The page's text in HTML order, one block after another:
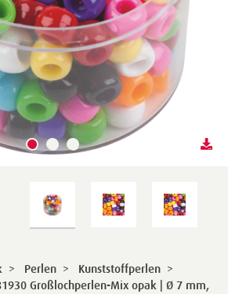
> Perlen > Kunststoffperlen >
Großlochperlen-Mix opak | Ø 7 mm,